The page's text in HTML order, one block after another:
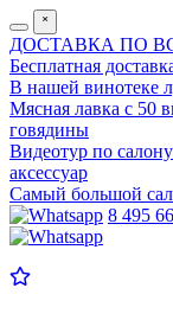
˟
ДОСТАВКА ПО
Бесплатная
В нашей винотеке
Мясная лавка с 50
говядины
Видеотур по
аксессуар
Самый большой
8 495